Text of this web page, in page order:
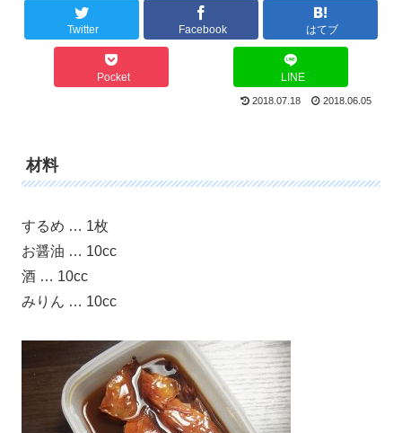
Twitter Facebook はてブ
Pocket LINE
2018.07.18 2018.06.05
材料
するめ … 1枚
お醤油 … 10cc
酒 … 10cc
みりん … 10cc